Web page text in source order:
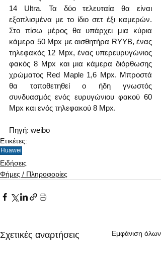
14 Ultra. Τα δύο τελευταία θα είναι
εξοπλισμένα με το ίδιο σετ έξι καμερών.
Στο πίσω μέρος θα υπάρχει μια κύρια
κάμερα 50 Mpx με αισθητήρα RYYB, ένας
τηλεφακός 12 Mpx, ένας υπερευρυγώνιος
φακός 8 Mpx και μια κάμερα διόρθωσης
χρώματος Red Maple 1,6 Mpx. Μπροστά
θα τοποθετηθεί ο ήδη γνωστός
συνδυασμός ενός ευρυγώνιου φακού 60
Mpx και ενός τηλεφακού 8 Mpx.
Πηγή: weibo
Ετικέτες:
Huawei
Ειδήσεις
Φήμες / Πληροφορίες
Σχετικές αναρτήσεις Εμφάνιση όλων